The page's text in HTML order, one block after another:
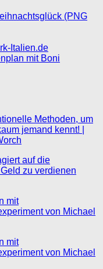
(PNG
Italien.de
mit Boni
Methoden, um
jemand kennt! |
auf die
zu verdienen
mit
von Michael
mit
von Michael